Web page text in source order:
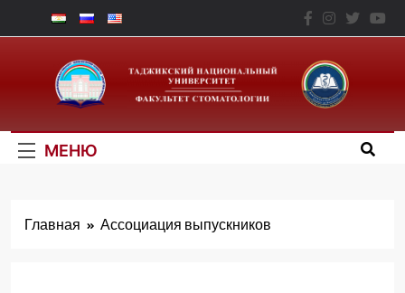
Перейти
к
Факультет
Стоматологии – ТНУ
МЕНЮ
Главная Ассоциация выпускников